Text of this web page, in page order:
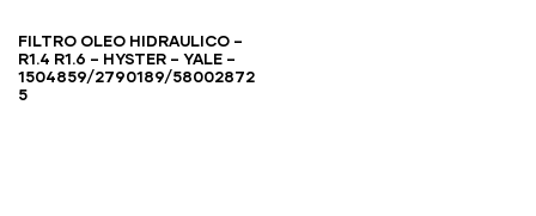
FILTRO OLEO HIDRAULICO –
R1.4 R1.6 – HYSTER – YALE –
1504859/2790189/58002872
5